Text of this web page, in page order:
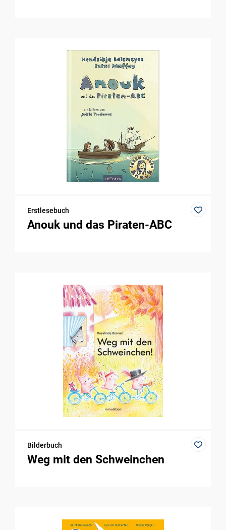
Erstlesebuch
Anouk und das Piraten-ABC
Bilderbuch
Weg mit den Schweinchen